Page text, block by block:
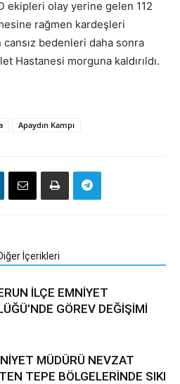
ekipleri olay yerine gelen 112
rağmen kardeşleri
bedenleri daha sonra
Hastanesi morguna kaldırıldı.
Apaydın Kampı
İçerikleri
İLÇE EMNİYET
GÖREV DEĞİŞİMİ
MÜDÜRÜ NEVZAT
TEPE BÖLGELERİNDE SIKI